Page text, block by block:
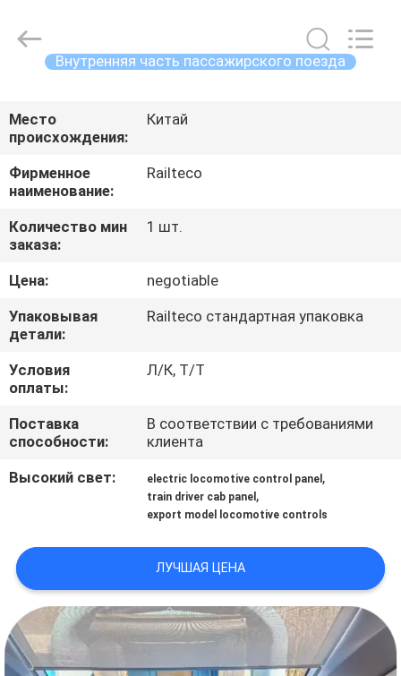
ПРОДУКТЫ
НАС
ПУТЕШЕСТВИЕ
ФАБРИКИ
ПРОВЕРКА
КАЧЕСТВА
СВЯЖИТЕСЬ
НОВОСТИ
СЛУЧАИ
Ltd..
Внутренняя часть пассажирского поезда
Место
происхождения:
Китай
Фирменное
наименование:
Railteco
Количество мин
заказа:
1 шт.
Цена:
negotiable
Упаковывая
детали:
Railteco стандартная упаковка
Условия
оплаты:
Л/К, Т/Т
Поставка
способности:
В соответствии с требованиями
клиента
Высокий свет:
electric locomotive control panel ,
train driver cab panel ,
export model locomotive controls
ЛУЧШАЯ ЦЕНА